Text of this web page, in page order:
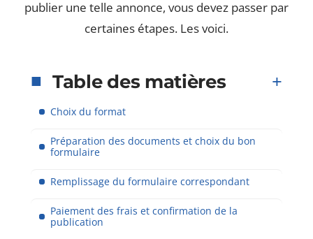
publier une telle annonce, vous devez passer par
certaines étapes. Les voici.
Table des matières
Choix du format
Préparation des documents et choix du bon
formulaire
Remplissage du formulaire correspondant
Paiement des frais et confirmation de la
publication